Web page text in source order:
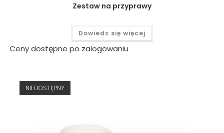
Zestaw na przyprawy
Dowiedz się więcej
Ceny dostępne po zalogowaniu
NIEDOSTĘPNY